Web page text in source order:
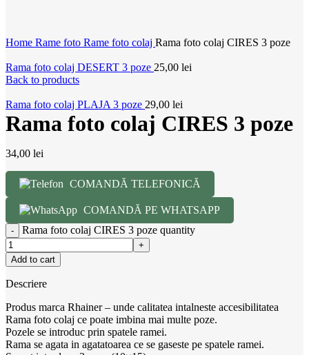
Home Rame foto Rame foto colaj Rama foto colaj CIRES 3 poze
Rama foto colaj DESERT 3 poze 25,00 lei
Back to products
Rama foto colaj PLAJA 3 poze 29,00 lei
Rama foto colaj CIRES 3 poze
34,00 lei
COMANDĂ TELEFONICĂ
COMANDĂ PE WHATSAPP
Rama foto colaj CIRES 3 poze quantity
Add to cart
Descriere
Produs marca Rhainer – unde calitatea intalneste accesibilitatea
Rama foto colaj ce poate imbina mai multe poze.
Pozele se introduc prin spatele ramei.
Rama se agata in agatatoarea ce se gaseste pe spatele ramei.